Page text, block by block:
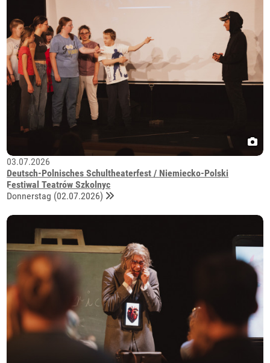
03.07.2026
Deutsch-Polnisches Schultheaterfest / Niemiecko-Polski
Festiwal Teatrów Szkolnyc
Donnerstag (02.07.2026)